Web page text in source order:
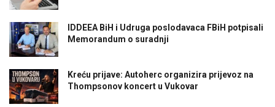
IDDEEA BiH i Udruga poslodavaca FBiH potpisali
Memorandum o suradnji
Kreću prijave: Autoherc organizira prijevoz na
Thompsonov koncert u Vukovar